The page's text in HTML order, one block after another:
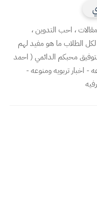
، احب التدوين ،
الطلاب ما هو مفيد لهم
محبكم الدائمي ( احمد
اخبار تربويه ومنوعه -